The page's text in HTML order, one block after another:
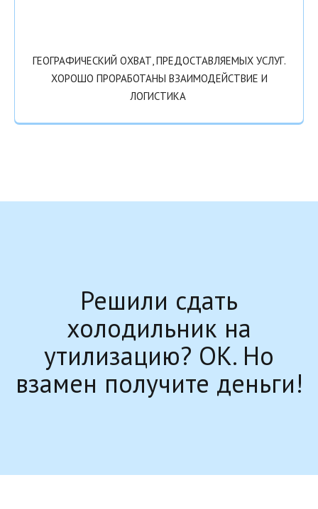
ГЕОГРАФИЧЕСКИЙ ОХВАТ, ПРЕДОСТАВЛЯЕМЫХ УСЛУГ.
ХОРОШО ПРОРАБОТАНЫ ВЗАИМОДЕЙСТВИЕ И
ЛОГИСТИКА
Решили сдать
холодильник на
утилизацию? ОК. Но
взамен получите деньги!